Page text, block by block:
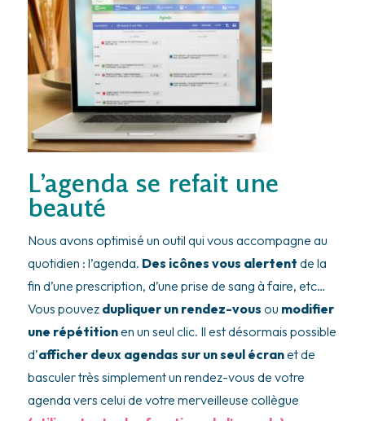
L’agenda se refait une
beauté
Nous avons optimisé un outil qui vous accompagne au
quotidien : l’agenda. Des icônes vous alertent de la
fin d’une prescription, d’une prise de sang à faire, etc…
Vous pouvez dupliquer un rendez-vous ou modifier
une répétitionen un seul clic. Il est désormais possible
d’afficher deux agendas sur un seul écranet de
basculer très simplement un rendez-vous de votre
agenda vers celui de votre merveilleuse collègue